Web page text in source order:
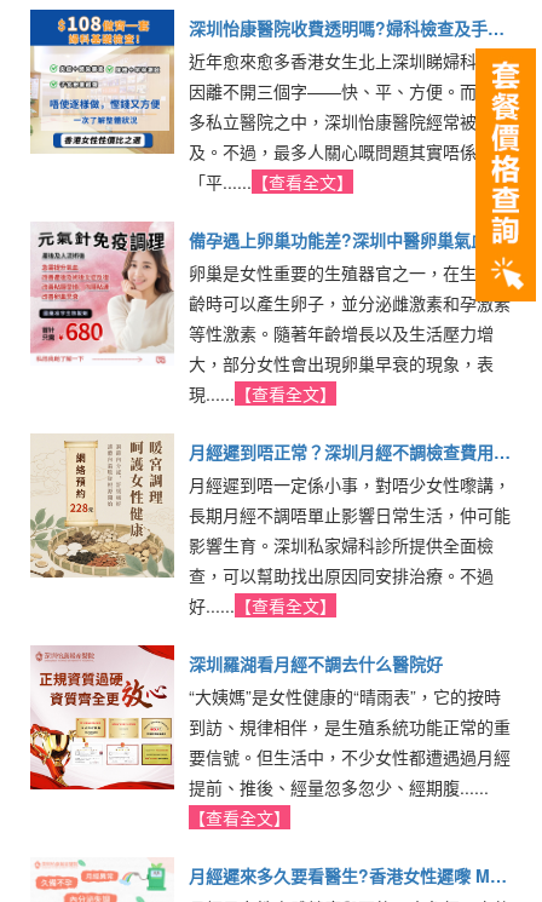
深圳怡康醫院收費透明嗎?婦科檢查及手術
價錢實測分析
近年愈來愈多香港女生北上深圳睇婦科，原
因離不開三個字——快、平、方便。而在眾
多私立醫院之中，深圳怡康醫院經常被提
及。不過，最多人關心嘅問題其實唔係
「平...... 【查看全文】
備孕遇上卵巢功能差?深圳中醫卵巢氣血針
點樣幫你調氣血、養好卵
卵巢是女性重要的生殖器官之一，在生育年
齡時可以產生卵子，並分泌雌激素和孕激素
等性激素。隨著年齡增長以及生活壓力增
大，部分女性會出現卵巢早衰的現象，表
現...... 【查看全文】
月經遲到唔正常？深圳月經不調檢查費用與
項目全攻略
月經遲到唔一定係小事，對唔少女性嚟講，
長期月經不調唔單止影響日常生活，仲可能
影響生育。深圳私家婦科診所提供全面檢
查，可以幫助找出原因同安排治療。不過
好...... 【查看全文】
深圳羅湖看月經不調去什么醫院好
“大姨媽”是女性健康的“晴雨表”，它的按時
到訪、規律相伴，是生殖系統功能正常的重
要信號。但生活中，不少女性都遭遇過月經
提前、推後、經量忽多忽少、經期腹......
【查看全文】
月經遲來多久要看醫生?香港女性遲嚟 M